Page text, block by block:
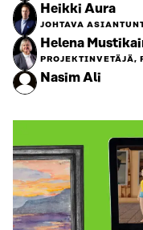
Heikki Aura
JOHTAVA
Helena
PROJEKTINVETÄJÄ,
Nasim Ali